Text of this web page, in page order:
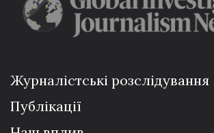
Журналістські розслідування
Публікації